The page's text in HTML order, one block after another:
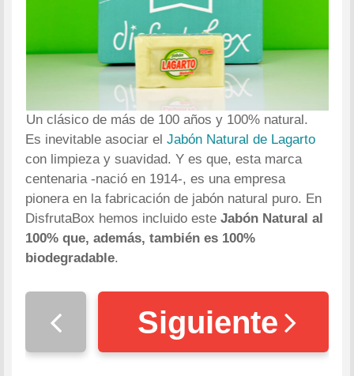
Un clásico de más de 100 años y 100% natural.
Es inevitable asociar elJabón Natural de Lagarto
con limpieza y suavidad. Y es que, esta marca
centenaria -nació en 1914-, es una empresa
pionera en la fabricación de jabón natural puro. En
DisfrutaBox hemos incluido esteJabón Natural al
100% que, además, también es 100%
biodegradable.
Siguiente